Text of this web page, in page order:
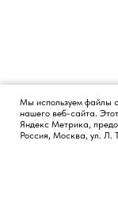
Мы используем файлы
нашего веб-сайта.
Яндекс Метрика,
Россия, Москва, ул. Л.